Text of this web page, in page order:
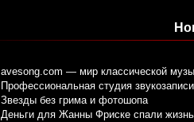
avesong.com — мир классической
Профессиональная студия
Звезды без грима и фотошопа
Деньги для Жанны Фриске спали